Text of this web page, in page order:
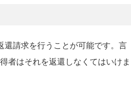
還請求を行うことが可能です。言
者はそれを返還しなくてはいけま